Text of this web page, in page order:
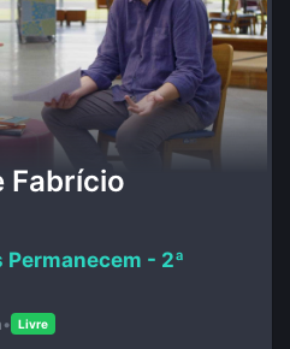
Fabrício
Permanecem - 2ª
• Livre